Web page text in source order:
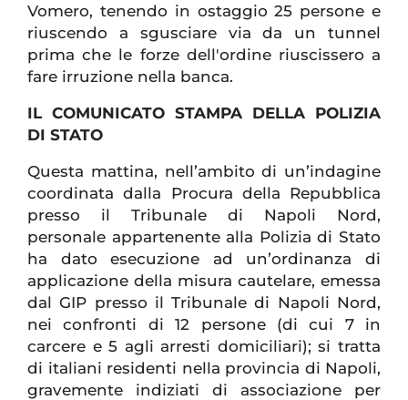
Vomero, tenendo in ostaggio 25 persone e
riuscendo a sgusciare via da un tunnel
prima che le forze dell'ordine riuscissero a
fare irruzione nella banca.
IL COMUNICATO STAMPA DELLA POLIZIA
DI STATO
Questa mattina, nell’ambito di un’indagine
coordinata dalla Procura della Repubblica
presso il Tribunale di Napoli Nord,
personale appartenente alla Polizia di Stato
ha dato esecuzione ad un’ordinanza di
applicazione della misura cautelare, emessa
dal GIP presso il Tribunale di Napoli Nord,
nei confronti di 12 persone (di cui 7 in
carcere e 5 agli arresti domiciliari); si tratta
di italiani residenti nella provincia di Napoli,
gravemente indiziati di associazione per